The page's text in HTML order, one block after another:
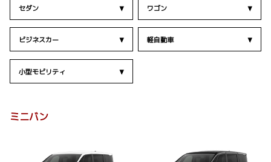
セダン ワゴン
ビジネスカー 軽自動車
小型モビリティ
ミニバン